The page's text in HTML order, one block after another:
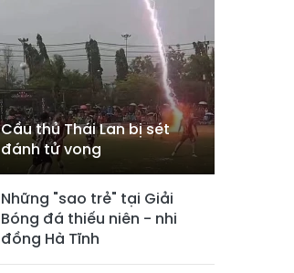
Cầu thủ Thái Lan bị sét
đánh tử vong
Những "sao trẻ" tại Giải
Bóng đá thiếu niên - nhi
đồng Hà Tĩnh